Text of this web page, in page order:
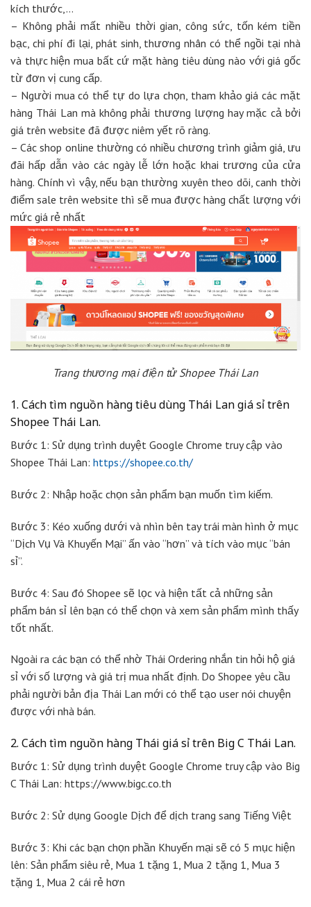
kích thước,…
– Không phải mất nhiều thời gian, công sức, tốn kém tiền
bạc, chi phí đi lại, phát sinh, thương nhân có thể ngồi tại nhà
và thực hiện mua bất cứ mặt hàng tiêu dùng nào với giá gốc
từ đơn vị cung cấp.
– Người mua có thể tự do lựa chọn, tham khảo giá các mặt
hàng Thái Lan mà không phải thương lượng hay mặc cả bởi
giá trên website đã được niêm yết rõ ràng.
– Các shop online thường có nhiều chương trình giảm giá, ưu
đãi hấp dẫn vào các ngày lễ lớn hoặc khai trương của cửa
hàng. Chính vì vậy, nếu bạn thường xuyên theo dõi, canh thời
điểm sale trên website thì sẽ mua được hàng chất lượng với
mức giá rẻ nhất
Trang thương mại điện tử Shopee Thái Lan
1. Cách tìm nguồn hàng tiêu dùng Thái Lan giá sỉ trên
Shopee Thái Lan.
Bước 1: Sử dụng trình duyệt Google Chrome truy cập vào
Shopee Thái Lan: https://shopee.co.th/
Bước 2: Nhập hoặc chọn sản phẩm bạn muốn tìm kiếm.
Bước 3: Kéo xuống dưới và nhìn bên tay trái màn hình ở mục
“Dịch Vụ Và Khuyến Mại” ấn vào “hơn” và tích vào mục “bán
sỉ”.
Bước 4: Sau đó Shopee sẽ lọc và hiện tất cả những sản
phẩm bán sỉ lên bạn có thể chọn và xem sản phẩm mình thấy
tốt nhất.
Ngoài ra các bạn có thể nhờ Thái Ordering nhắn tin hỏi hộ giá
sỉ với số lượng và giá trị mua nhất định. Do Shopee yêu cầu
phải người bản địa Thái Lan mới có thể tạo user nói chuyện
được với nhà bán.
2. Cách tìm nguồn hàng Thái giá sỉ trên Big C Thái Lan.
Bước 1: Sử dụng trình duyệt Google Chrome truy cập vào Big
C Thái Lan: https://www.bigc.co.th
Bước 2: Sử dụng Google Dịch để dịch trang sang Tiếng Việt
Bước 3: Khi các bạn chọn phần Khuyến mại sẽ có 5 mục hiện
lên: Sản phẩm siêu rẻ, Mua 1 tặng 1, Mua 2 tặng 1, Mua 3
tặng 1, Mua 2 cái rẻ hơn